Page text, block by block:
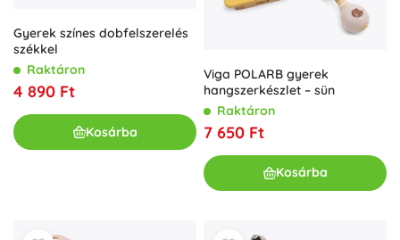
Gyerek színes dobfelszerelés
székkel
Raktáron
4 890 Ft
Kosárba
Viga POLARB gyerek
hangszerkészlet – sün
Raktáron
7 650 Ft
Kosárba